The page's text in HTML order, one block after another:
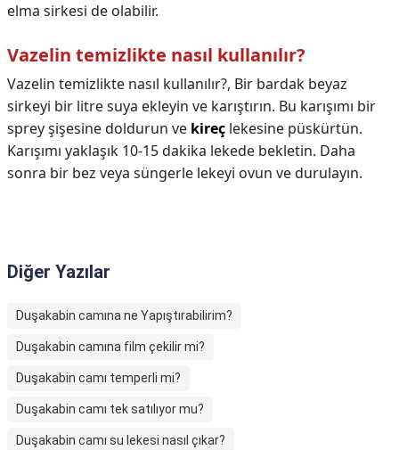
elma sirkesi de olabilir.
Vazelin temizlikte nasıl kullanılır?
Vazelin temizlikte nasıl kullanılır?, Bir bardak beyaz
sirkeyi bir litre suya ekleyin ve karıştırın. Bu karışımı bir
sprey şişesine doldurun ve kireç lekesine püskürtün.
Karışımı yaklaşık 10-15 dakika lekede bekletin. Daha
sonra bir bez veya süngerle lekeyi ovun ve durulayın.
Diğer Yazılar
Duşakabin camına ne Yapıştırabilirim?
Duşakabin camına film çekilir mi?
Duşakabin camı temperli mi?
Duşakabin camı tek satılıyor mu?
Duşakabin camı su lekesi nasıl çıkar?